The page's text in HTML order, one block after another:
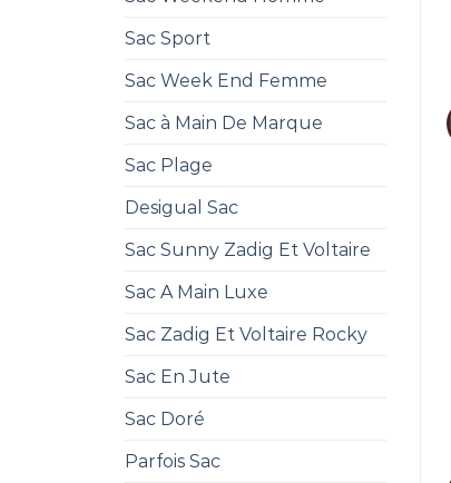
Sac Sport
Sac Week End Femme
Sac à Main De Marque
Sac Plage
Desigual Sac
Sac Sunny Zadig Et Voltaire
Sac A Main Luxe
Sac Zadig Et Voltaire Rocky
Sac En Jute
Sac Doré
Parfois Sac